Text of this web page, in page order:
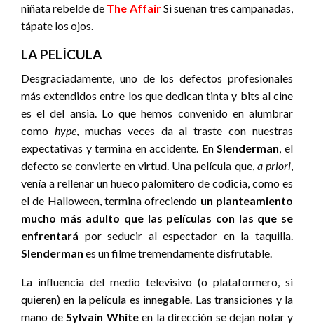
niñata rebelde de The AffairSi suenan tres campanadas,
tápate los ojos.
LA PELÍCULA
Desgraciadamente, uno de los defectos profesionales
más extendidos entre los que dedican tinta y bits al cine
es el del ansia. Lo que hemos convenido en alumbrar
como hype, muchas veces da al traste con nuestras
expectativas y termina en accidente. En Slenderman , el
defecto se convierte en virtud. Una película que, a priori
venía a rellenar un hueco palomitero de codicia, como es
el de Halloween, termina ofreciendo un planteamiento
mucho más adulto que las películas con las que se
enfrentará por seducir al espectador en la taquilla.
Slenderman es un filme tremendamente disfrutable.
La influencia del medio televisivo (o plataformero, si
quieren) en la película es innegable. Las transiciones y la
mano de Sylvain Whiteen la dirección se dejan notar y